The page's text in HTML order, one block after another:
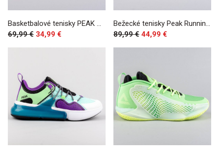
Basketbalové tenisky PEAK Monster 7 OFF WHITE/BLUE
69,99 € 34,99 €
Bežecké tenisky Peak Running Shoes Taichi-Twin-Engine White/Blue
89,99 € 44,99 €